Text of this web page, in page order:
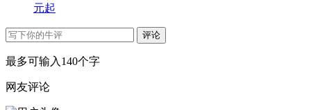
元起
评论
最多可输入140个字
网友评论